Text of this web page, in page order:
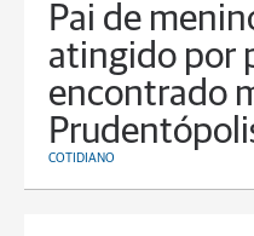
Pai de
atingido por
encontrado
COTIDIANO